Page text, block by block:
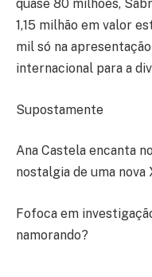
quase 80 milhões,
1,15 milhão em valor
mil só na
internacional para a
Supostamente
Ana Castela encanta
nostalgia de uma nova
Fofoca em
namorando?